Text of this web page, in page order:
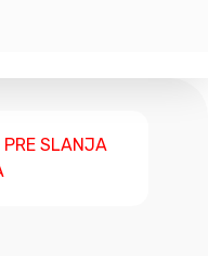
PRE SLANJA